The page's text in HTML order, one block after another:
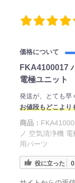
価格について
FKA4100017
電極ユニット
発送が、とても早
お値段もどこより
商品：
ノ 空気清浄機
用パーツ
役に立った 0